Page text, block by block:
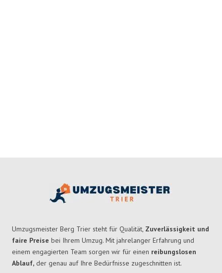
Umzugsmeister Berg Trier steht für Qualität, Zuverlässigkeit und
faire Preise bei Ihrem Umzug. Mit jahrelanger Erfahrung und
einem engagierten Team sorgen wir für einen reibungslosen
Ablauf, der genau auf Ihre Bedürfnisse zugeschnitten ist.